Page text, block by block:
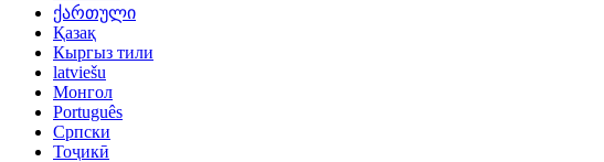
ქართული
Қазақ
Кыргыз тили
latviešu
Монгол
Português
Српски
Тоҷикӣ